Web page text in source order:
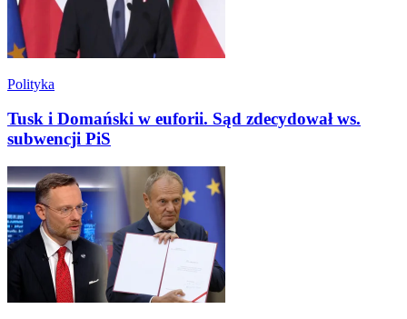
Polityka
Tusk i Domański w euforii. Sąd zdecydował ws.
subwencji PiS